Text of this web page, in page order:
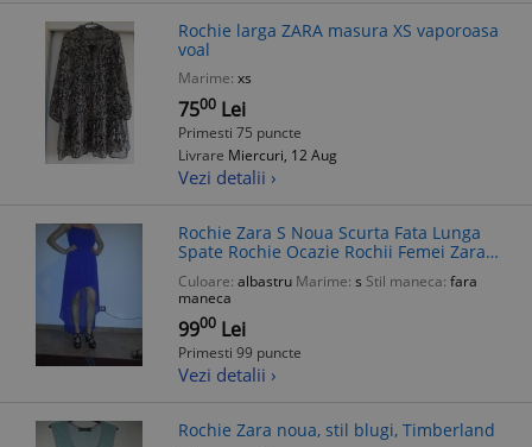
Rochie larga ZARA masura XS vaporoasa
voal
Marime: xs
7500 Lei
Primesti 75 puncte
Livrare Miercuri, 12 Aug
Vezi detalii ›
Rochie Zara S Noua Scurta Fata Lunga
Spate Rochie Ocazie Rochii Femei Zara
Rochii de Zi
Culoare: albastru Marime: s Stil maneca: fara
maneca
9900 Lei
Primesti 99 puncte
Vezi detalii ›
Rochie Zara noua, stil blugi, Timberland